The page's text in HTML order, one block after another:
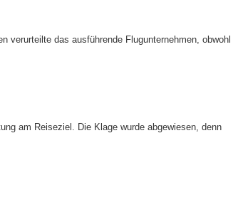
verurteilte das ausführende Flugunternehmen, obwohl
am Reiseziel. Die Klage wurde abgewiesen, denn